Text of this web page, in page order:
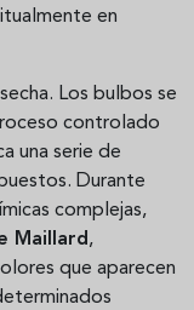
en
Los bulbos se
controlado
una serie de
Durante
complejas,
Maillard,
que aparecen